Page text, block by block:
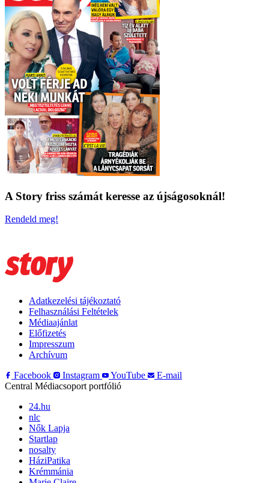
A Story friss számát keresse az újságosoknál!
Rendeld meg!
Adatkezelési tájékoztató
Felhasználási Feltételek
Médiaajánlat
Előfizetés
Impresszum
Archívum
Facebook
Instagram YouTube
E-mail
Central Médiacsoport portfólió
24.hu
nlc
Nők Lapja
Startlap
nosalty
HáziPatika
Krémmánia